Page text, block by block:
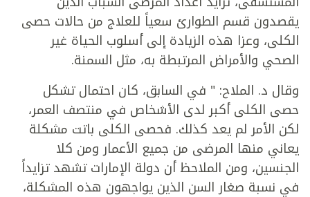
يقصدون قسم الطوارئ سعياً للعلاج من حالات حصى
الكلى، وعزا هذه الزيادة إلى أسلوب الحياة غير
الصحي والأمراض المرتبطة به، مثل السمنة.
وقال د. الملاح: " في السابق، كان احتمال تشكل
حصى الكلى أكبر لدى الأشخاص في منتصف العمر،
لكن الأمر لم يعد كذلك. فحصى الكلى باتت مشكلة
يعاني منها المرضى من جميع الأعمار ومن كلا
الجنسين، ومن الملاحظ أن دولة الإمارات تشهد تزايداً
في نسبة صغار السن الذين يواجهون هذه المشكلة،